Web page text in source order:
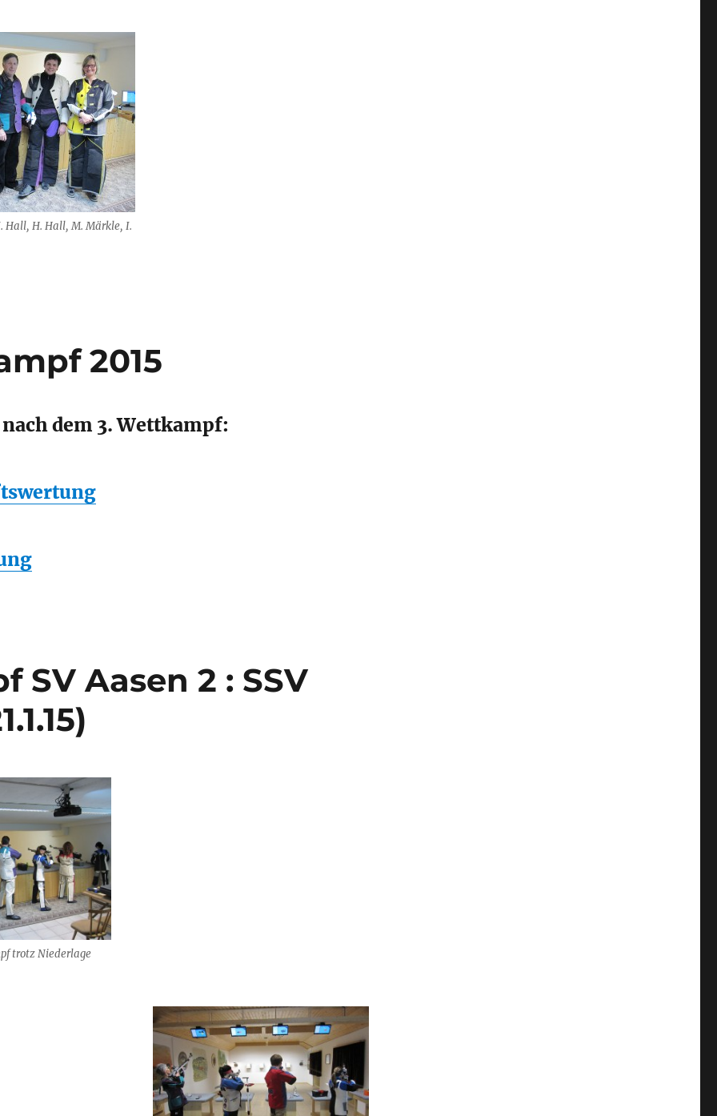
Hall, H. Hall, M. Märkle, I.
2015
dem 3. Wettkampf:
Aasen 2 : SSV
trotz Niederlage